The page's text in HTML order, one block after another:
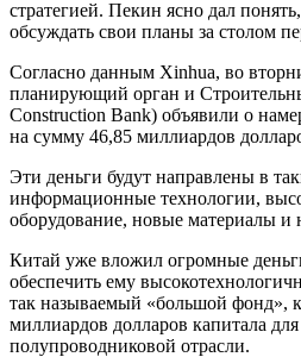
стратегией. Пекин ясно дал
обсуждать свои планы за столом
Согласно данным Xinhua, во
планирующий орган и
Construction Bank) объявили о
на сумму 46,85 миллиардов
Эти деньги будут направлены в
информационные технологии,
оборудование, новые материалы и
Китай уже вложил огромные
обеспечить ему
так называемый «большой фонд»,
миллиардов долларов капитала для
полупроводниковой отрасли.